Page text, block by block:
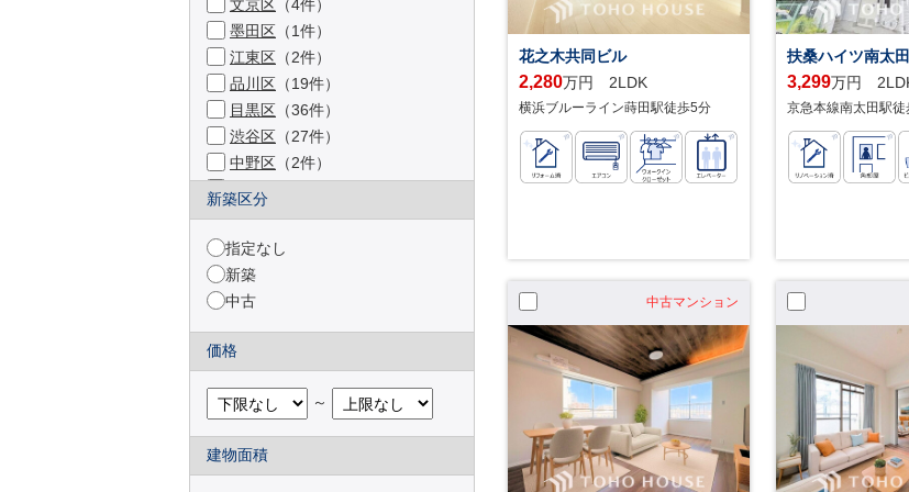
花之木共同ビル
2,280万円 2LDK
横浜ブルーライン蒔田駅徒歩5分
扶桑ハイツ南太田
3,299万円
京急本線南太田駅徒
中古マンション
文京区
（4件）
墨田区
（1件）
江東区
（2件）
品川区
（19件）
目黒区
（36件）
渋谷区
（27件）
中野区
（2件）
杉並区
豊島区（1件）
練馬区（1件）
三鷹市
府中市
町田市
小金井市（2件）
国立市
（2件）
多摩市
稲城市（6件）
新築区分
指定なし
新築
中古
価格
～
建物面積